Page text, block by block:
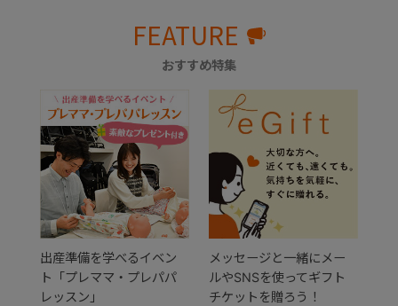
FEATURE
おすすめ特集
出産準備を学べるイベン
ト「プレママ・プレパパ
レッスン」
メッセージと一緒にメー
ルやSNSを使ってギフト
チケットを贈ろう！